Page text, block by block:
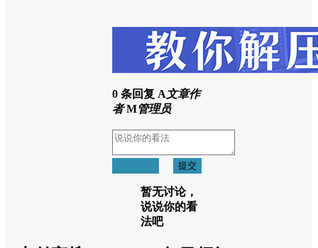
0 条回复 A文章作
者 M管理员
提交
暂无讨论，
说说你的看
法吧